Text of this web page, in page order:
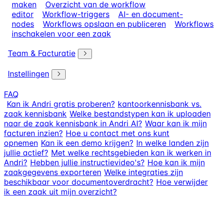
maken
Overzicht van de workflow
editor
Workflow-triggers
AI- en document-
nodes
Workflows opslaan en publiceren
Workflows
inschakelen voor een zaak
Team & Facturatie
Instellingen
FAQ
Kan ik Andri gratis proberen? kantoorkennisbank vs.
zaak kennisbank Welke bestandstypen kan ik uploaden
naar de zaak kennisbank in Andri AI? Waar kan ik mijn
facturen inzien? Hoe u contact met ons kunt
opnemen Kan ik een demo krijgen? In welke landen zijn
jullie actief? Met welke rechtsgebieden kan ik werken in
Andri? Hebben jullie instructievideo's? Hoe kan ik mijn
zaakgegevens exporteren Welke integraties zijn
beschikbaar voor documentoverdracht? Hoe verwijder
ik een zaak uit mijn overzicht?